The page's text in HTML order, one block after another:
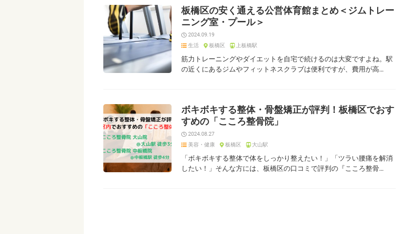
板橋区の安く通える公営体育館まとめ＜ジムトレー
ニング室・プール＞
2024.09.19
生活
板橋区 上板橋駅
筋力トレーニングやダイエットを自宅で続けるのは大変ですよね。駅
の近くにあるジムやフィットネスクラブは便利ですが、費用が高…
ボキボキする整体・骨盤矯正が評判！板橋区でおす
すめの「こころ整骨院」
2024.08.27
美容・健康
板橋区 大山駅
「ボキボキする整体で体をしっかり整えたい！」「ツラい腰痛を解消
したい！」そんな方には、板橋区の口コミで評判の『こころ整骨…